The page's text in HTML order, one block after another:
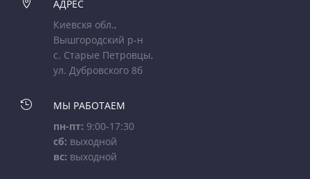

АДРЕС
Киевскя обл.,
Вышгородский р-н
с. Старые Петровцы,
ул. Дубровского 8б

МЫ РАБОТАЕМ
пн-пт: 9:00-17:30
сб: выходной
вс: выходной